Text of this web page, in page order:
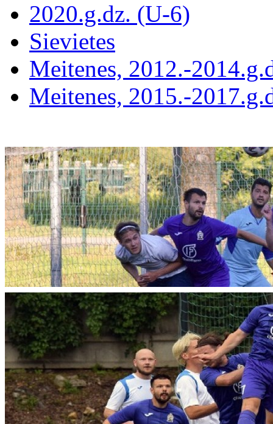
2020.g.dz. (U-6)
Sievietes
Meitenes, 2012.-
Meitenes, 2015.-